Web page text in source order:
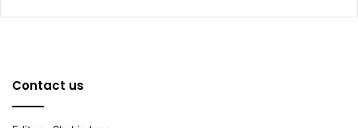
Contact us